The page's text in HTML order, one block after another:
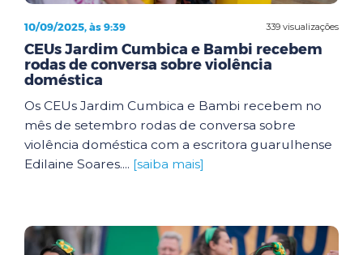
339 visualizações
10/09/2025, às 9:39
CEUs Jardim Cumbica e Bambi recebem
rodas de conversa sobre violência
doméstica
Os CEUs Jardim Cumbica e Bambi recebem no
mês de setembro rodas de conversa sobre
violência doméstica com a escritora guarulhense
Edilaine Soares.... [saiba mais]